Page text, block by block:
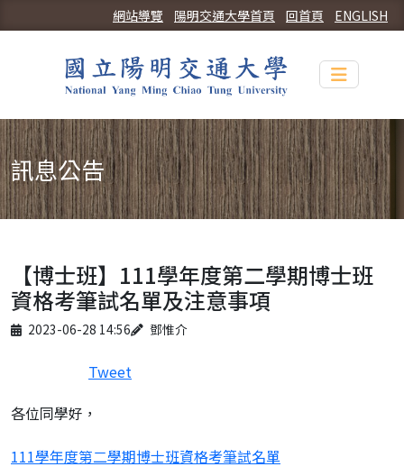
ENGLISH
回首頁
陽明交通大學首頁
網站導覽
Toggle
訊息公告
【博士班】111學年度第二學期博士班
資格考筆試名單及注意事項
Published on
2023-06-28 14:56
Author 鄧惟介
Tweet
各位同學好，
111學年度第二學期博士班資格考筆試名單